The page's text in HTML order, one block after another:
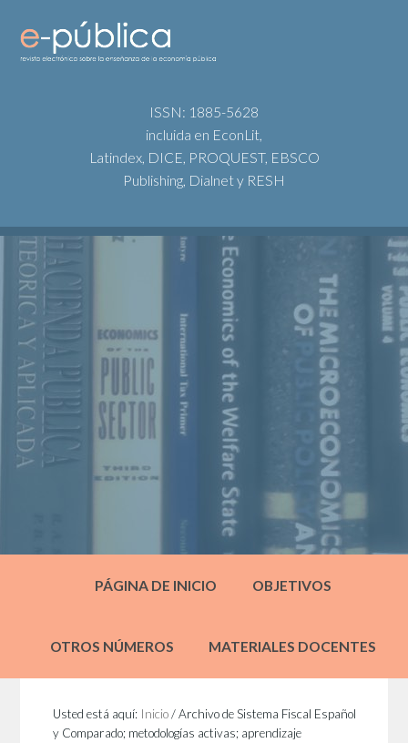
ISSN: 1885-5628
incluida en EconLit,
Latindex, DICE, PROQUEST, EBSCO
Publishing, Dialnet y RESH
PÁGINA DE INICIO OBJETIVOS
OTROS NÚMEROS MATERIALES DOCENTES
Usted está aquí: Inicio /Archivo de Sistema Fiscal Español
y Comparado; metodologías activas; aprendizaje